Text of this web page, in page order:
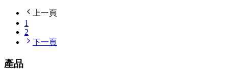
上一頁
1
2
下一頁
產品